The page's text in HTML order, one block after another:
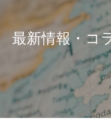
最新情報・コ